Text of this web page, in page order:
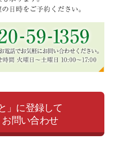
」に登録して
問い合わせ